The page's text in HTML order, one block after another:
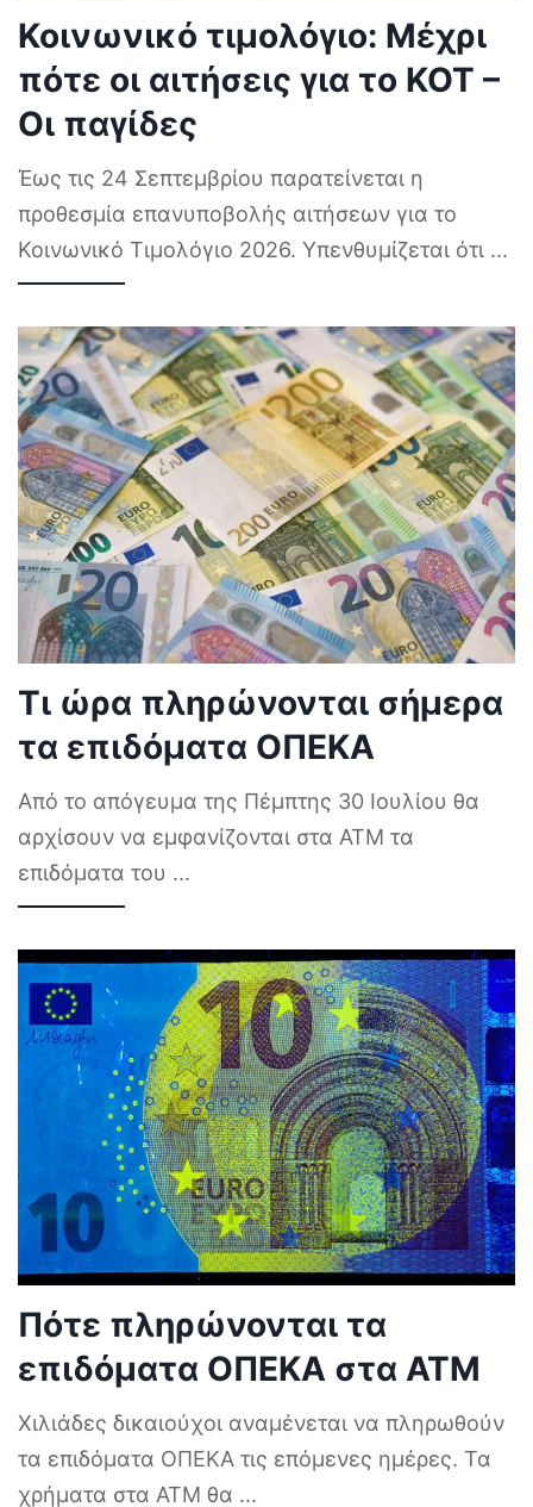
Κοινωνικό τιμολόγιο: Μέχρι
πότε οι αιτήσεις για το ΚΟΤ –
Οι παγίδες
Έως τις 24 Σεπτεμβρίου παρατείνεται η
προθεσμία επανυποβολής αιτήσεων για το
Κοινωνικό Τιμολόγιο 2026. Υπενθυμίζεται ότι ...
Τι ώρα πληρώνονται σήμερα
τα επιδόματα ΟΠΕΚΑ
Από το απόγευμα της Πέμπτης 30 Ιουλίου θα
αρχίσουν να εμφανίζονται στα ΑΤΜ τα
επιδόματα του ...
Πότε πληρώνονται τα
επιδόματα ΟΠΕΚΑ στα ΑΤΜ
Χιλιάδες δικαιούχοι αναμένεται να πληρωθούν
τα επιδόματα ΟΠΕΚΑ τις επόμενες ημέρες. Τα
χρήματα στα ΑΤΜ θα ...